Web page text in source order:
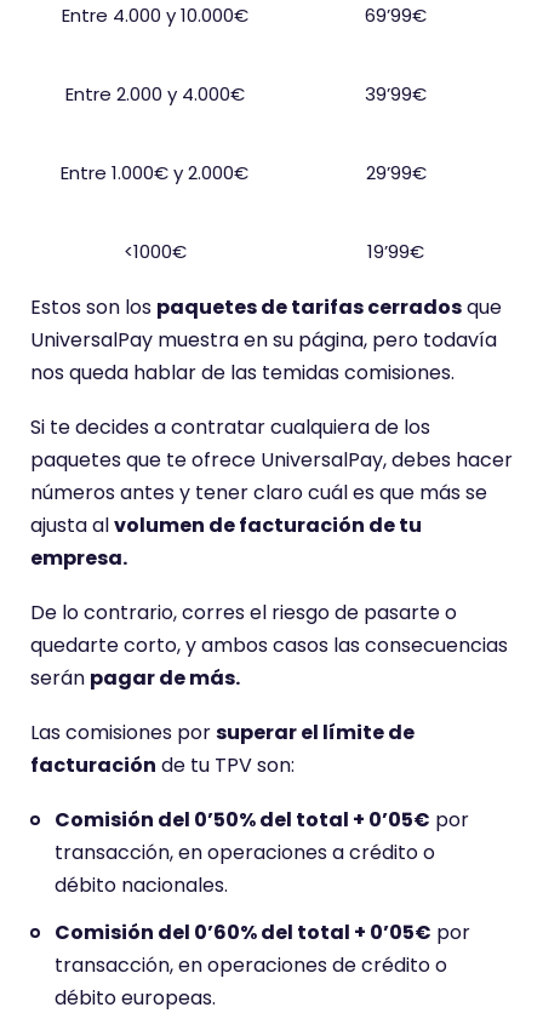
Entre 4.000 y 10.000€ 69’99€
Entre 2.000 y 4.000€ 39’99€
Entre 1.000€ y 2.000€ 29’99€
<1000€ 19’99€
Estos son los paquetes de tarifas cerradosque
UniversalPay muestra en su página, pero todavía
nos queda hablar de las temidas comisiones.
Si te decides a contratar cualquiera de los
paquetes que te ofrece UniversalPay, debes hacer
números antes y tener claro cuál es que más se
ajusta alvolumen de facturación de tu
empresa.
De lo contrario, corres el riesgo de pasarte o
quedarte corto, y ambos casos las consecuencias
serán pagar de más.
Las comisiones porsuperar el límite de
facturación de tu TPV son:
Comisión del 0’50% del total + 0’05€ por
transacción, en operaciones a crédito o
débito nacionales.
Comisión del 0’60% del total + 0’05€ por
transacción, en operaciones de crédito o
débito europeas.